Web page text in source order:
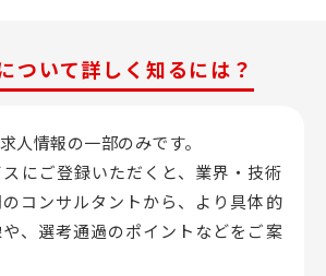
ついて詳しく知るには？
人情報の一部のみです。
にご登録いただくと、業界・技術
コンサルタントから、 より具体的
、選考通過のポイントなどをご案